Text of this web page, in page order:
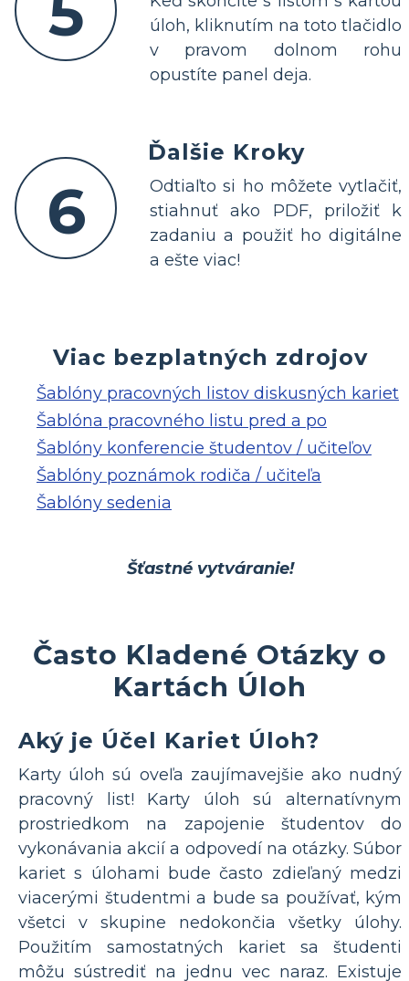
úloh, kliknutím na toto tlačidlo
v pravom dolnom rohu
opustíte panel deja.
6
Ďalšie Kroky
Odtiaľto si ho môžete vytlačiť,
stiahnuť ako PDF, priložiť k
zadaniu a použiť ho digitálne
a ešte viac!
Viac bezplatných zdrojov
Šablóny pracovných listov diskusných kariet
Šablóna pracovného listu pred a po
Šablóny konferencie študentov / učiteľov
Šablóny poznámok rodiča / učiteľa
Šablóny sedenia
Šťastné vytváranie!
Často Kladené Otázky o
Kartách Úloh
Aký je Účel Kariet Úloh?
Karty úloh sú oveľa zaujímavejšie ako nudný
pracovný list! Karty úloh sú alternatívnym
prostriedkom na zapojenie študentov do
vykonávania akcií a odpovedí na otázky. Súbor
kariet s úlohami bude často zdieľaný medzi
viacerými študentmi a bude sa používať, kým
všetci v skupine nedokončia všetky úlohy.
Použitím samostatných kariet sa študenti
môžu sústrediť na jednu vec naraz. Existuje